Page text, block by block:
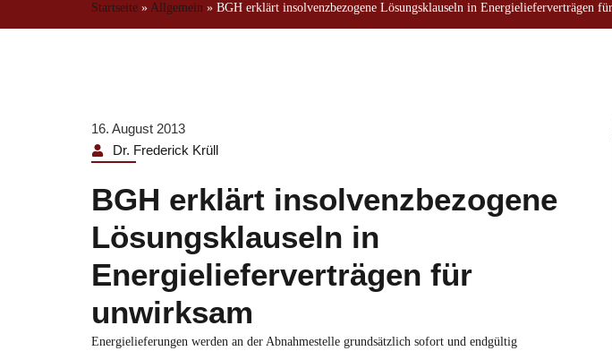
Startseite » Allgemein » BGH erklärt insolvenzbezogene Lösungsklauseln in Energielieferverträgen
16. August 2013
Dr. Frederick Krüll
BGH erklärt insolvenzbezogene
Lösungsklauseln in
Energielieferverträgen für
unwirksam
Energielieferungen werden an der Abnahmestelle grundsätzlich sofort und endgültig